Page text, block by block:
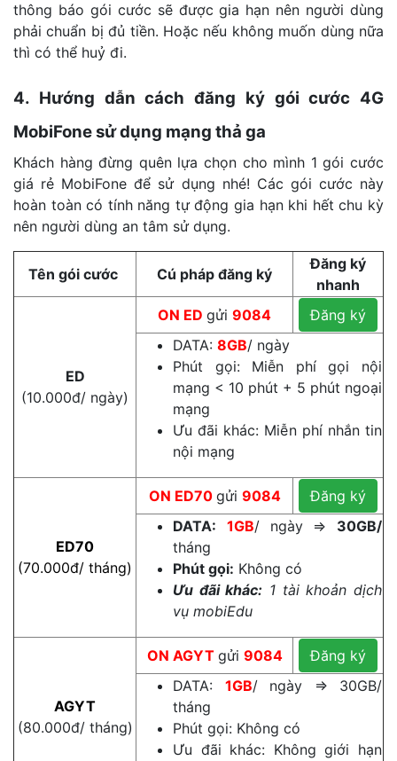
thông báo gói cước sẽ được gia hạn nên người dùng
phải chuẩn bị đủ tiền. Hoặc nếu không muốn dùng nữa
thì có thể huỷ đi.
4. Hướng dẫn cách đăng ký gói cước 4G
MobiFone sử dụng mạng thả ga
Khách hàng đừng quên lựa chọn cho mình 1 gói cước
giá rẻ MobiFone để sử dụng nhé! Các gói cước này
hoàn toàn có tính năng tự động gia hạn khi hết chu kỳ
nên người dùng an tâm sử dụng.
Tên gói cước Cú pháp đăng ký
Đăng ký
nhanh
ED
(10.000đ/ ngày)
ON ED gửi 9084
Đăng ký
DATA: 8GB/ ngày
Phút gọi: Miễn phí gọi nội
mạng < 10 phút + 5 phút ngoại
mạng
Ưu đãi khác: Miễn phí nhắn tin
nội mạng
ED70
(70.000đ/ tháng)
ON ED70 gửi 9084
Đăng ký
DATA:
1GB/ ngày ⇒ 30GB/
tháng
Phút gọi: Không có
Ưu đãi khác: 1 tài khoản dịch
vụ mobiEdu
AGYT
(80.000đ/ tháng)
ON AGYT gửi 9084
Đăng ký
DATA: 1GB/ ngày ⇒ 30GB/
tháng
Phút gọi: Không có
Ưu đãi khác: Không giới hạn